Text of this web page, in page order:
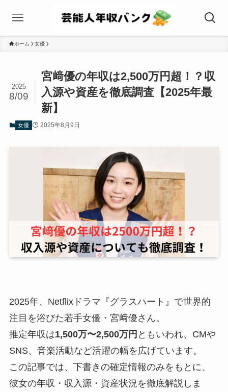
ホーム 女優
宮﨑優の年収は2,500万円超！？収
入源や資産を徹底調査【2025年最
新】
2025
8/09
女優 2025年8月9日
2025年、Netflixドラマ『グラスハート』で世界的
注目を浴びた若手女優・宮﨑優さん。
推定年収は1,500万〜2,500万円 ともいわれ、CMや
SNS、音楽活動など活躍の幅を広げています。
この記事では、下書きの確定情報のみをもとに、
彼女の年収・収入源・資産状況を徹底解説しま